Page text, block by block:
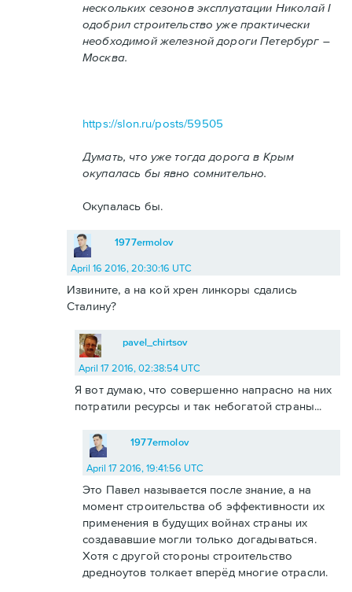
нескольких сезонов эксплуатации Николай I
одобрил строительство уже практически
необходимой железной дороги Петербург –
Москва.
https://slon.ru/posts/59505
Думать, что уже тогда дорога в Крым
окупалась бы явно сомнительно.
Окупалась бы.
1977ermolov
April 16 2016, 20:30:16 UTC
Извините, а на кой хрен линкоры сдались
Сталину?
pavel_chirtsov
April 17 2016, 02:38:54 UTC
Я вот думаю, что совершенно напрасно на них
потратили ресурсы и так небогатой страны...
1977ermolov
April 17 2016, 19:41:56 UTC
Это Павел называется после знание, а на
момент строительства об эффективности их
применения в будущих войнах страны их
создававшие могли только догадываться.
Хотя с другой стороны строительство
дредноутов толкает вперёд многие отрасли.